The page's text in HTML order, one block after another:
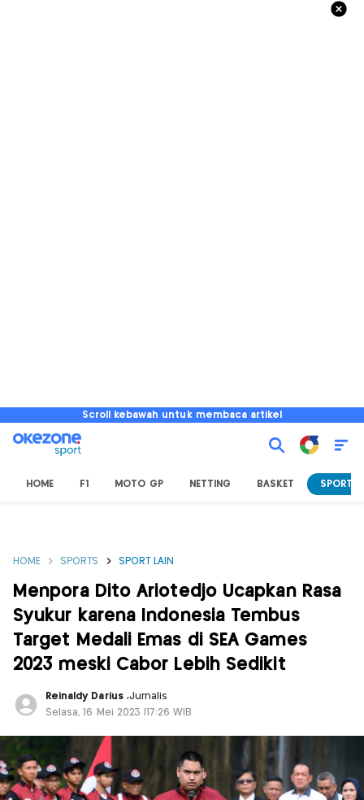
Scroll kebawah untuk membaca artikel
HOME F1 MOTO GP NETTING BASKET SPORT
HOME SPORTS SPORT LAIN
Menpora Dito Ariotedjo Ucapkan Rasa
Syukur karena Indonesia Tembus
Target Medali Emas di SEA Games
2023 meski Cabor Lebih Sedikit
Reinaldy Darius ,Jurnalis
Selasa, 16 Mei 2023 |17:26 WIB